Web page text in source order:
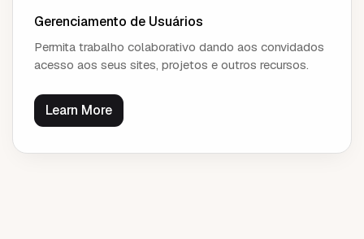
Gerenciamento de Usuários
Permita trabalho colaborativo dando aos convidados
acesso aos seus sites, projetos e outros recursos.
Learn More